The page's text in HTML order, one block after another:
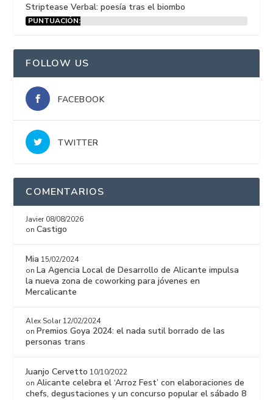
Striptease Verbal: poesía tras el biombo
PUNTUACIÓN:
FOLLOW US
FACEBOOK
TWITTER
COMENTARIOS
Javier 08/08/2026
onCastigo
Mia 15/02/2024
onLa Agencia Local de Desarrollo de Alicante impulsa
la nueva zona de coworking para jóvenes en
Mercalicante
Alex Solar 12/02/2024
onPremios Goya 2024: el nada sutil borrado de las
personas trans
Juanjo Cervetto 10/10/2022
onAlicante celebra el ‘Arroz Fest’ con elaboraciones de
chefs, degustaciones y un concurso popular el sábado 8